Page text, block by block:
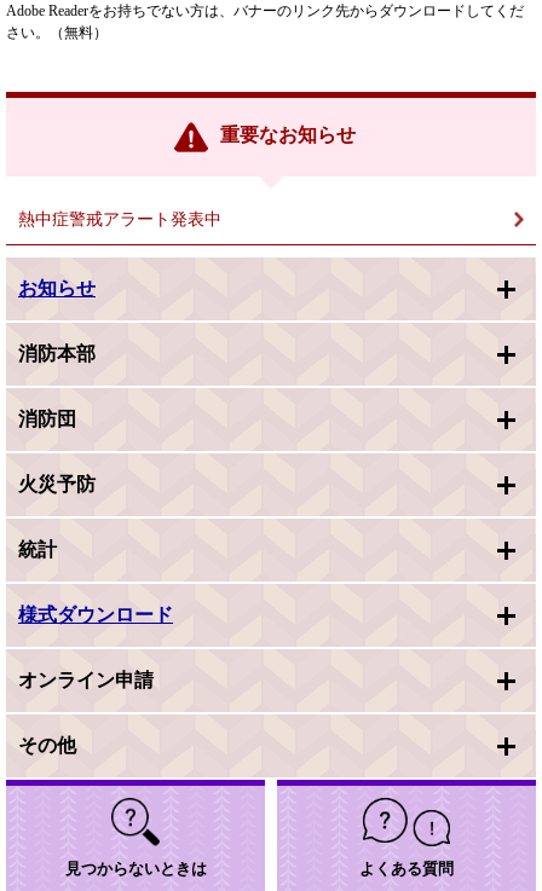
Adobe Readerをお持ちでない方は、バナーのリンク先からダウンロードしてくだ
さい。（無料）
重要なお知らせ
熱中症警戒アラート発表中
お知らせ
消防本部
消防団
火災予防
統計
様式ダウンロード
オンライン申請
その他
見つからないときは よくある質問